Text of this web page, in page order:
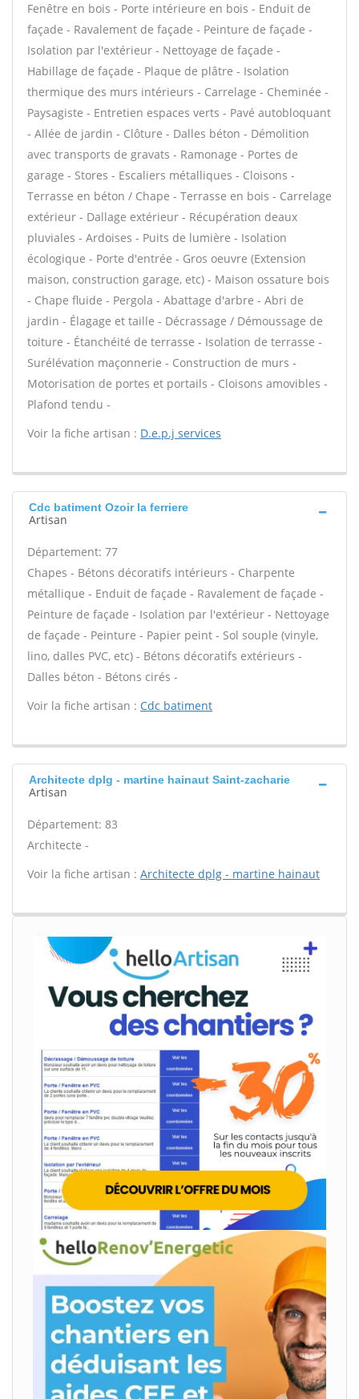
Fenêtre en bois - Porte intérieure en bois - Enduit de
façade - Ravalement de façade - Peinture de façade -
Isolation par l'extérieur - Nettoyage de façade -
Habillage de façade - Plaque de plâtre - Isolation
thermique des murs intérieurs - Carrelage - Cheminée -
Paysagiste - Entretien espaces verts - Pavé autobloquant
- Allée de jardin - Clôture - Dalles béton - Démolition
avec transports de gravats - Ramonage - Portes de
garage - Stores - Escaliers métalliques - Cloisons -
Terrasse en béton / Chape - Terrasse en bois - Carrelage
extérieur - Dallage extérieur - Récupération deaux
pluviales - Ardoises - Puits de lumière - Isolation
écologique - Porte d'entrée - Gros oeuvre (Extension
maison, construction garage, etc) - Maison ossature bois
- Chape fluide - Pergola - Abattage d'arbre - Abri de
jardin - Élagage et taille - Décrassage / Démoussage de
toiture - Étanchéité de terrasse - Isolation de terrasse -
Surélévation maçonnerie - Construction de murs -
Motorisation de portes et portails - Cloisons amovibles -
Plafond tendu -
Voir la fiche artisan : D.e.p.j services
Cdc batiment Ozoir la ferriere
Artisan
Département: 77
Chapes - Bétons décoratifs intérieurs - Charpente
métallique - Enduit de façade - Ravalement de façade -
Peinture de façade - Isolation par l'extérieur - Nettoyage
de façade - Peinture - Papier peint - Sol souple (vinyle,
lino, dalles PVC, etc) - Bétons décoratifs extérieurs -
Dalles béton - Bétons cirés -
Voir la fiche artisan : Cdc batiment
Architecte dplg - martine hainaut Saint-zacharie
Artisan
Département: 83
Architecte -
Voir la fiche artisan : Architecte dplg - martine hainaut